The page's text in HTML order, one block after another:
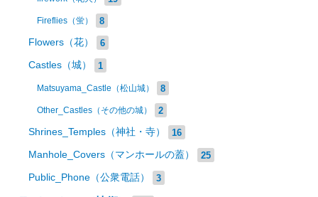
Fireflies（蛍） 8
Flowers（花） 6
Castles（城） 1
Matsuyama_Castle（松山城） 8
Other_Castles（その他の城） 2
Shrines_Temples（神社・寺） 16
Manhole_Covers（マンホールの蓋） 25
Public_Phone（公衆電話） 3